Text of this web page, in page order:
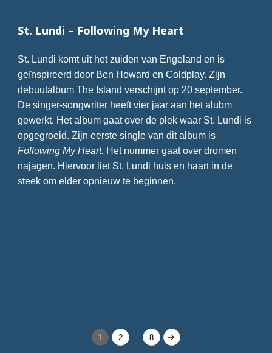
St. Lundi – Following My Heart
St. Lundi komt uit het zuiden van Engeland en is
geïnspireerd door Ben Howard en Coldplay. Zijn
debuutalbum The Island verschijnt op 20 september.
De singer-songwriter heeft vier jaar aan het alubm
gewerkt. Het album gaat over de plek waar St. Lundi is
opgegroeid. Zijn eerste single van dit album is
Following My Heart. Het nummer gaat over dromen
najagen. Hiervoor liet St. Lundi huis en haart in de
steek om elder opnieuw te beginnen.
Page
1 Page
2 Page
8